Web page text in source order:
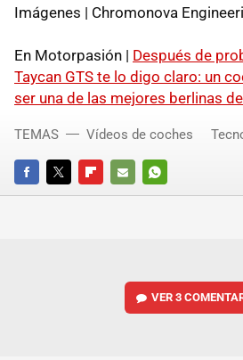
Imágenes | Chromonova
En Motorpasión | Después de
Taycan GTS te lo digo claro: un
ser una de las mejores berlinas
FACEBOOKTWITTERFLIPBOARD
E-
WHATSAPP
TEMAS Vídeos de coches
VER3